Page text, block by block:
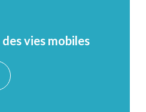
des vies mobiles